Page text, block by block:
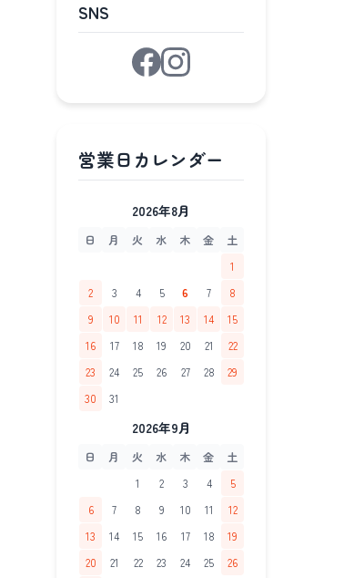
SNS
2026年8月
日 月 火 水 木 金
土
1
2
3 4 5 6 7
8
9
10 11 12 13 14
15
16
17 18 19 20 21
22
23
24 25 26 27 28
29
30
31
2026年9月
日 月 火 水 木 金
土
1
2 3 4
5
6
7 8 9 10 11
12
13
14 15 16 17 18
19
20
21 22 23 24 25
26